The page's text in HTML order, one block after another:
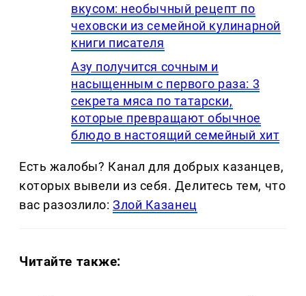
вкусом: необычный рецепт по
чеховски из семейной кулинарной
книги писателя
Азу получится сочным и
насыщенным с первого раза: 3
секрета мяса по татарски,
которые превращают обычное
блюдо в настоящий семейный хит
Есть жалобы? Канал для добрых казанцев,
которых вывели из себя. Делитеcь тем, что
вас разозлило:Злой Казанец
Читайте также: